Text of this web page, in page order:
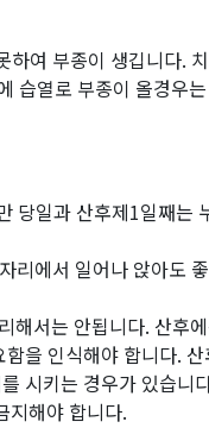
여 부종이 생깁니다.
습열로 부종이 올경우
당일과 산후제1일째는
리에서 일어나 앉아도
해서는 안됩니다. 산후
을 인식해야 합니다. 산
시키는 경우가 있습니
지해야 합니다.